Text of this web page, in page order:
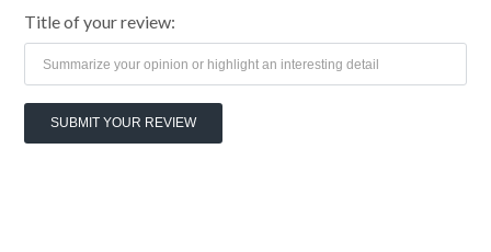
Title of your review: